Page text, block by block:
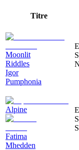
Titre
Moonlit
Riddles
Igor
Pumphonia
Alpine
Fatima
Mhedden